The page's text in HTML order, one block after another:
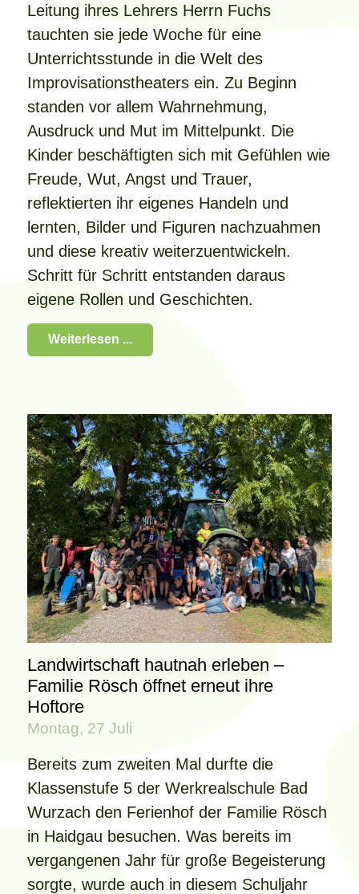
Leitung ihres Lehrers Herrn Fuchs
tauchten sie jede Woche für eine
Unterrichtsstunde in die Welt des
Improvisationstheaters ein. Zu Beginn
standen vor allem Wahrnehmung,
Ausdruck und Mut im Mittelpunkt. Die
Kinder beschäftigten sich mit Gefühlen wie
Freude, Wut, Angst und Trauer,
reflektierten ihr eigenes Handeln und
lernten, Bilder und Figuren nachzuahmen
und diese kreativ weiterzuentwickeln.
Schritt für Schritt entstanden daraus
eigene Rollen und Geschichten.
Weiterlesen ...
Landwirtschaft hautnah erleben –
Familie Rösch öffnet erneut ihre
Hoftore
Montag, 27 Juli
Bereits zum zweiten Mal durfte die
Klassenstufe 5 der Werkrealschule Bad
Wurzach den Ferienhof der Familie Rösch
in Haidgau besuchen. Was bereits im
vergangenen Jahr für große Begeisterung
sorgte, wurde auch in diesem Schuljahr